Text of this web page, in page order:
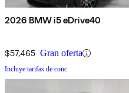
2026 BMW i5 eDrive40
$57,465 Gran oferta
Incluye tarifas de conc.